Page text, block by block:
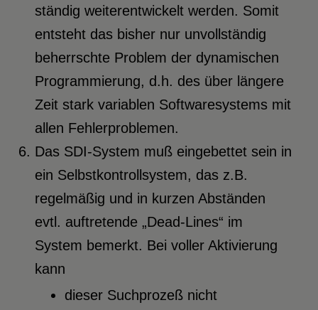
ständig weiterentwickelt werden. Somit
entsteht das bisher nur unvollständig
beherrschte Problem der dynamischen
Programmierung, d.h. des über längere
Zeit stark variablen Softwaresystems mit
allen Fehlerproblemen.
Das SDI-System muß eingebettet sein in
ein Selbstkontrollsystem, das z.B.
regelmäßig und in kurzen Abständen
evtl. auftretende „Dead-Lines“ im
System bemerkt. Bei voller Aktivierung
kann
dieser Suchprozeß nicht